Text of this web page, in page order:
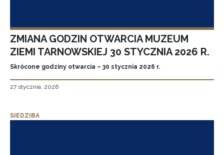
ZMIANA GODZIN OTWARCIA MUZEUM
ZIEMI TARNOWSKIEJ 30 STYCZNIA 2026 R.
Skrócone godziny otwarcia – 30 stycznia 2026 r.
27 stycznia, 2026
SIEDZIBA